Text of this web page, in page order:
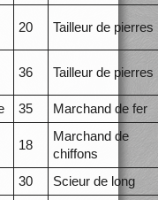
20 Tailleur de pierres
36 Tailleur de pierres
35 Marchand de fer
18
Marchand de
chiffons
30 Scieur de long